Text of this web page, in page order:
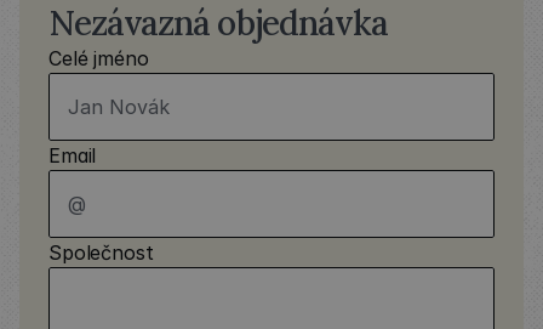
Nezávazná objednávka
Celé jméno
Email
Společnost